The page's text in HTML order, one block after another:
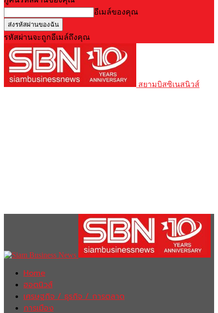
อีเมล์ของคุณ
รหัสผ่านจะถูกอีเมล์ถึงคุณ
สยามบิสซิเนสนิวส์
Home
ฮอตนิวส์
เศรษฐกิจ / ธุรกิจ / การตลาด
การเมือง